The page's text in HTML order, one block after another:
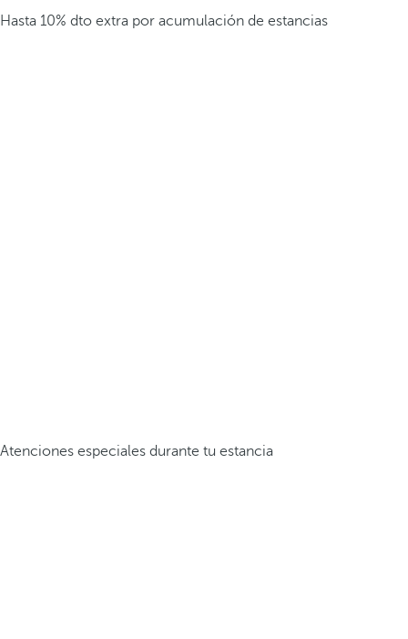
Hasta 10% dto extra por acumulación de estancias
Atenciones especiales durante tu estancia